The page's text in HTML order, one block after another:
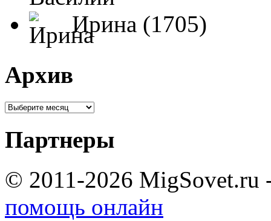
Ирина (1705)
Архив
Партнеры
© 2011-2026 MigSovet.ru
помощь онлайн